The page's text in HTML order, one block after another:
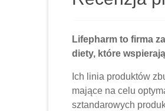
Lifepharm to firma
diety, które
Ich linia produktów
mające na celu
sztandarowych